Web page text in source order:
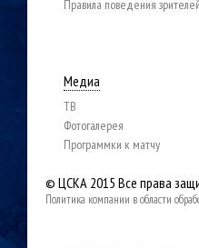
Правила поведения зрителей
Медиа
ТВ
Фотогалерея
Программки к матчу
© ЦСКА 2015 Все права
Политика компании в области